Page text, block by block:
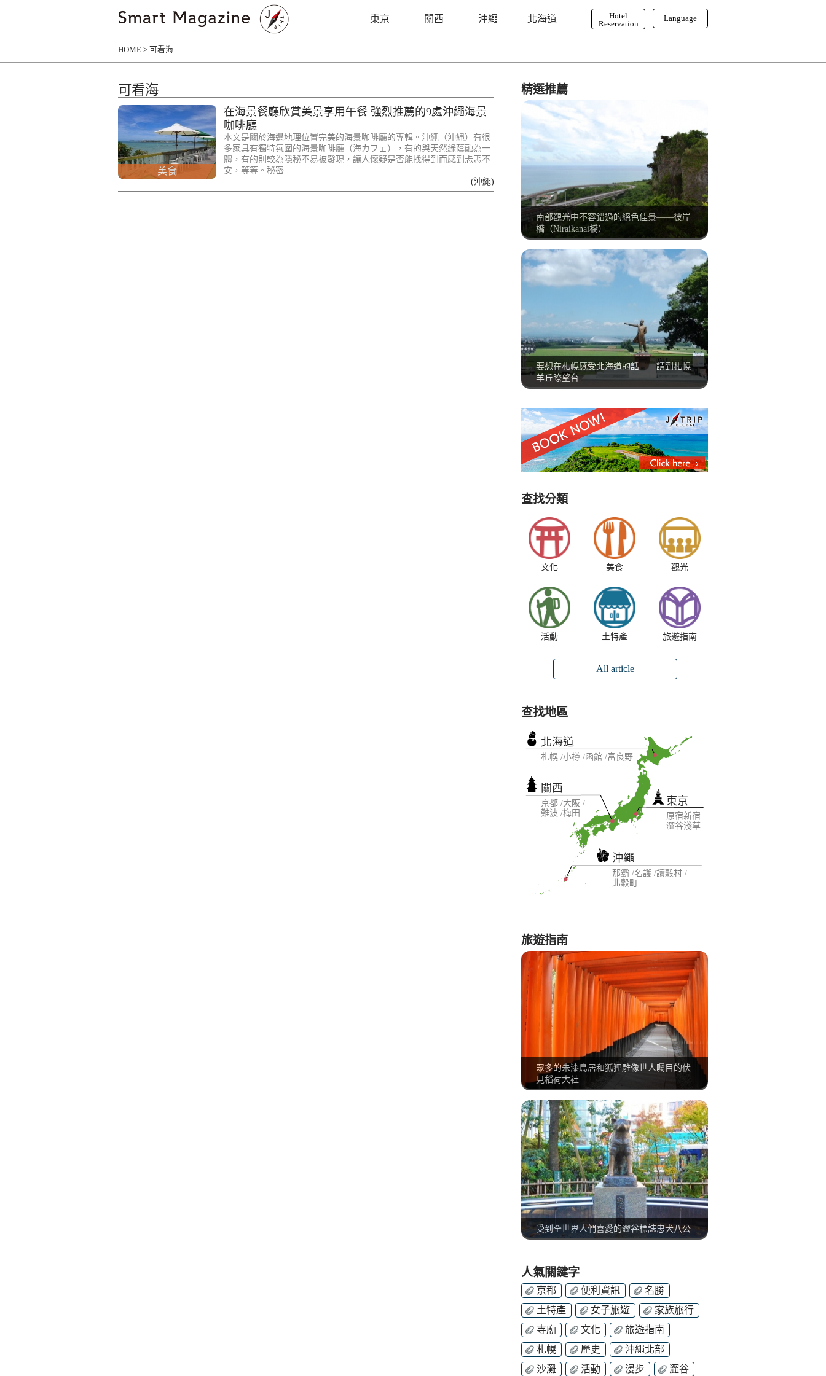
Language
English
Hotel
Reservation
東京 關西 沖繩 北海道
HOME 可看海
可看海
美食
在海景餐廳欣賞美景享用午餐 強烈推薦的9處沖繩海景
咖啡廳
本文是關於海邊地理位置完美的海景咖啡廳的專輯。沖繩（沖縄）有很
多家具有獨特氛圍的海景咖啡廳（海カフェ），有的與天然綠蔭融為一
體，有的則較為隱秘不易被發現，讓人懷疑是否能找得到而感到忐忑不
安，等等。秘密…
(沖繩)
精選推薦
南部觀光中不容錯過的絕色佳景——彼岸
橋（Niraikanai橋）
要想在札幌感受北海道的話——請到札幌
羊丘瞭望台
查找分類
文化 美食 觀光
活動 土特產 旅遊指南
All article
查找地區
東京
原宿新宿
澀谷淺草
關西
京都 大阪
難波 梅田
沖繩
那霸 名護 讀穀村
北穀町
北海道
札幌 小樽 函館 富良野
旅遊指南
眾多的朱漆鳥居和狐狸雕像世人矚目的伏
見稻荷大社
受到全世界人們喜愛的澀谷標誌忠犬八公
人氣關鍵字
京都 便利資訊
名勝
土特產
女子旅遊
家族旅行
寺廟
文化
旅遊指南
札幌
歷史
沖繩北部
沙灘
活動 漫步 澀谷